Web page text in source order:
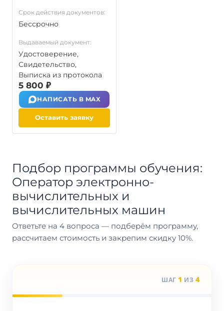
Срок действия документов:
Бессрочно
Выдаваемый документ:
Удостоверение,
Свидетельство,
Выписка из протокола
5 800 ₽
НАПИСАТЬ В MAX
Оставить заявку
Подбор программы обучения:
Оператор электронно-
вычислительных и
вычислительных машин
Ответьте на 4 вопроса — подберём программу,
рассчитаем стоимость и закрепим скидку 10%.
ШАГ 1 ИЗ 4